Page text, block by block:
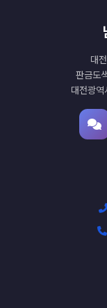
대
판금도
대전광역